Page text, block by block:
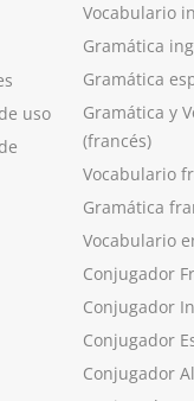
uso
Vocabulario
Gramática
Gramática
Gramática y
(francés)
Vocabulario
Gramática
Vocabulario
Conjugador
Conjugador
Conjugador
Conjugador